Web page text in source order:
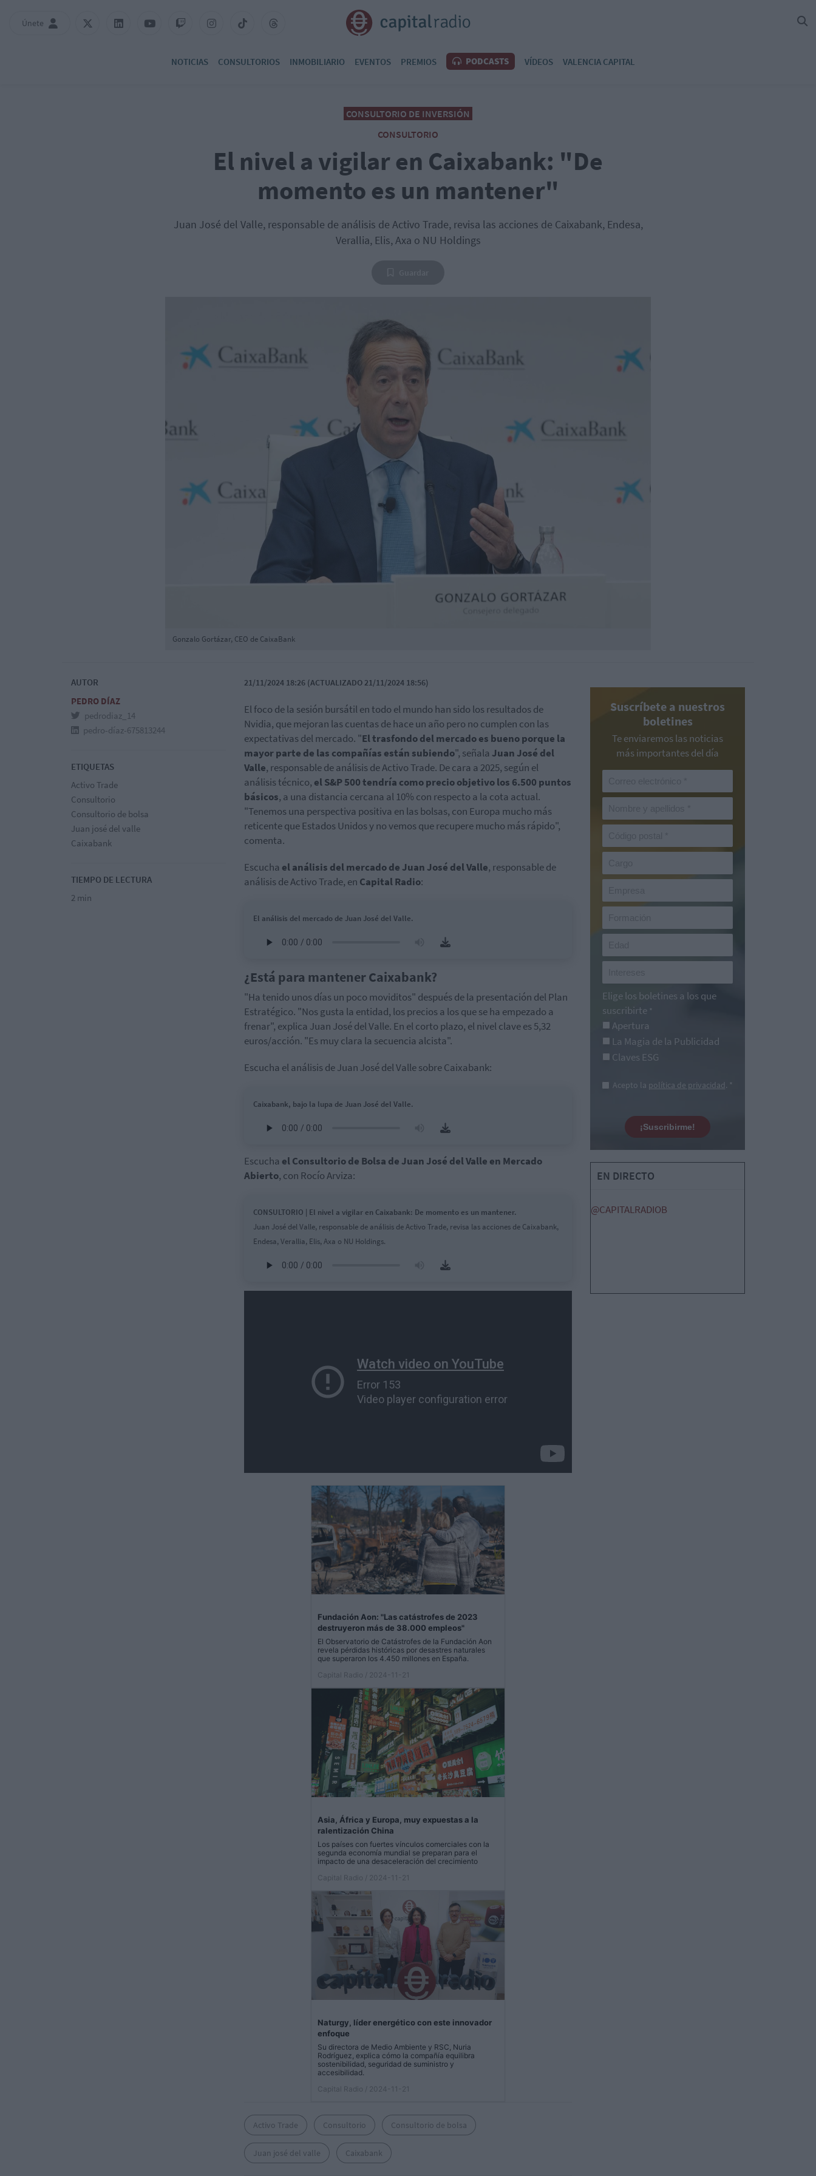
Únete
NOTICIAS CONSULTORIOS INMOBILIARIO EVENTOS PREMIOS PODCASTS VÍDEOS VALENCIA CAPITAL
CONSULTORIO DE INVERSIÓN
CONSULTORIO
El nivel a vigilar en Caixabank: "De
momento es un mantener"
Juan José del Valle, responsable de análisis de Activo Trade, revisa las acciones de Caixabank, Endesa,
Verallia, Elis, Axa o NU Holdings
Gonzalo Gortázar, CEO de CaixaBank
AUTOR
PEDRO DÍAZ
pedrodiaz_14
pedro-díaz-675813244
ETIQUETAS
Activo Trade
Consultorio
Consultorio de bolsa
Juan josé del valle
Caixabank
TIEMPO DE LECTURA
2 min
21/11/2024 18:26 (ACTUALIZADO 21/11/2024 18:56)
El foco de la sesión bursátil en todo el mundo han sido los resultados de
Nvidia, que mejoran las cuentas de hace un año pero no cumplen con las
expectativas del mercado. "El trasfondo del mercado es bueno porque la
mayor parte de las compañías están subiendo", señala Juan José del
Valle, responsable de análisis de Activo Trade. De cara a 2025, según el
análisis técnico, el S&P 500 tendría como precio objetivo los 6.500 puntos
básicos, a una distancia cercana al 10% con respecto a la cota actual.
"Tenemos una perspectiva positiva en las bolsas, con Europa mucho más
reticente que Estados Unidos y no vemos que recupere mucho más rápido",
comenta.
Escucha el análisis del mercado de Juan José del Valle, responsable de
análisis de Activo Trade, en Capital Radio:
El análisis del mercado de Juan José del Valle.
¿Está para mantener Caixabank?
"Ha tenido unos días un poco moviditos" después de la presentación del Plan
Estratégico. "Nos gusta la entidad, los precios a los que se ha empezado a
frenar", explica Juan José del Valle. En el corto plazo, el nivel clave es 5,32
euros/acción. "Es muy clara la secuencia alcista".
Escucha el análisis de Juan José del Valle sobre Caixabank:
Caixabank, bajo la lupa de Juan José del Valle.
Escucha el Consultorio de Bolsa de Juan José del Valle en Mercado
Abierto, con Rocío Arviza:
CONSULTORIO | El nivel a vigilar en Caixabank: De momento es un mantener.
Juan José del Valle, responsable de análisis de Activo Trade, revisa las acciones de Caixabank,
Endesa, Verallia, Elis, Axa o NU Holdings.
Fundación Aon: "Las catástrofes de 2023
destruyeron más de 38.000 empleos"
El Observatorio de Catástrofes de la Fundación Aon
revela pérdidas históricas por desastres naturales
que superaron los 4.450 millones en España.
Capital Radio
/ 2024-11-21
Asia, África y Europa, muy expuestas a la
ralentización China
Los países con fuertes vínculos comerciales con la
segunda economía mundial se preparan para el
impacto de una desaceleración del crecimiento
Capital Radio
/ 2024-11-21
Naturgy, líder energético con este innovador
enfoque
Su directora de Medio Ambiente y RSC, Nuria
Rodríguez, explica cómo la compañía equilibra
sostenibilidad, seguridad de suministro y
accesibilidad.
Capital Radio
/ 2024-11-21
Activo Trade Consultorio Consultorio de bolsa
Juan josé del valle Caixabank
Suscríbete a nuestros
boletines
Te enviaremos las noticias
más importantes del día
Elige los boletines a los que
suscribirte *
Apertura
La Magia de la Publicidad
Claves ESG
Acepto la política de privacidad. *
¡Suscribirme!
EN DIRECTO
@CAPITALRADIOB